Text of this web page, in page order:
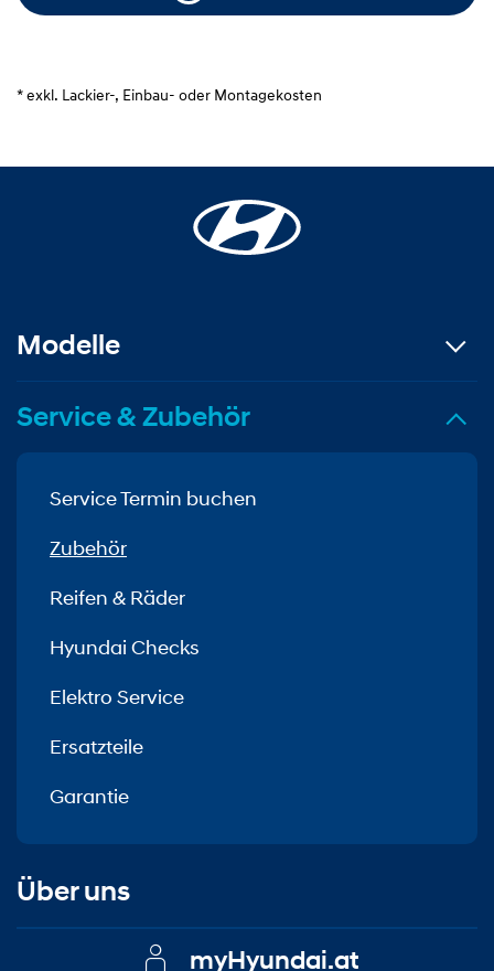
* exkl. Lackier-, Einbau- oder Montagekosten
Modelle
Service & Zubehör
Service Termin buchen
Zubehör
Reifen & Räder
Hyundai Checks
Elektro Service
Ersatzteile
Garantie
Über uns
myHyundai.at